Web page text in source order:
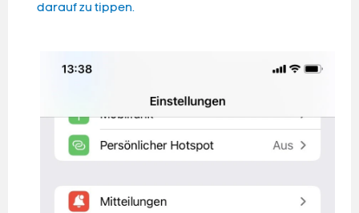
darauf zu tippen.